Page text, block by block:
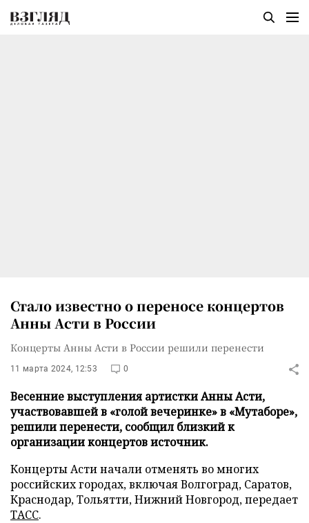
Стало известно о переносе концертов
Анны Асти в России
Концерты Анны Асти в России решили перенести
11 марта 2024, 12:53 0
Весенние выступления артистки Анны Асти,
участвовавшей в «голой вечеринке» в «Мутаборе»,
решили перенести, сообщил близкий к
организации концертов источник.
Концерты Асти начали отменять во многих
российских городах, включая Волгоград, Саратов,
Краснодар, Тольятти, Нижний Новгород, передает
ТАСС.